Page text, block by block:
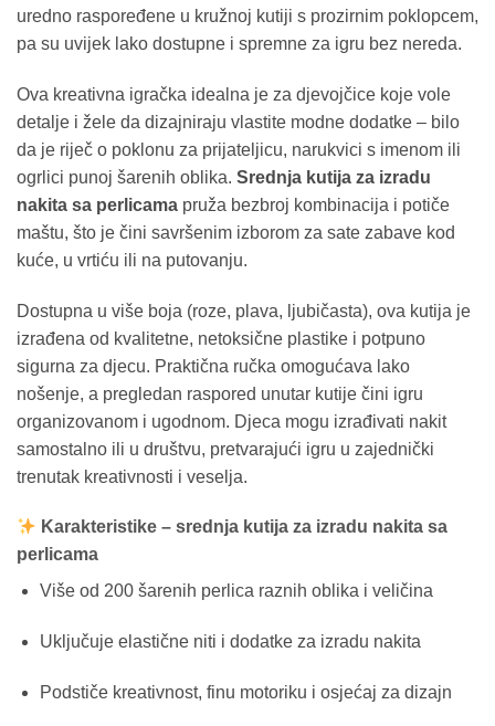
uredno raspoređene u kružnoj kutiji s prozirnim poklopcem,
pa su uvijek lako dostupne i spremne za igru bez nereda.
Ova kreativna igračka idealna je za djevojčice koje vole
detalje i žele da dizajniraju vlastite modne dodatke – bilo
da je riječ o poklonu za prijateljicu, narukvici s imenom ili
ogrlici punoj šarenih oblika. Srednja kutija za izradu
nakita sa perlicama pruža bezbroj kombinacija i potiče
maštu, što je čini savršenim izborom za sate zabave kod
kuće, u vrtiću ili na putovanju.
Dostupna u više boja (roze, plava, ljubičasta), ova kutija je
izrađena od kvalitetne, netoksične plastike i potpuno
sigurna za djecu. Praktična ručka omogućava lako
nošenje, a pregledan raspored unutar kutije čini igru
organizovanom i ugodnom. Djeca mogu izrađivati nakit
samostalno ili u društvu, pretvarajući igru u zajednički
trenutak kreativnosti i veselja.
Karakteristike – srednja kutija za izradu nakita sa
perlicama
Više od 200 šarenih perlica raznih oblika i veličina
Uključuje elastične niti i dodatke za izradu nakita
Podstiče kreativnost, finu motoriku i osjećaj za dizajn